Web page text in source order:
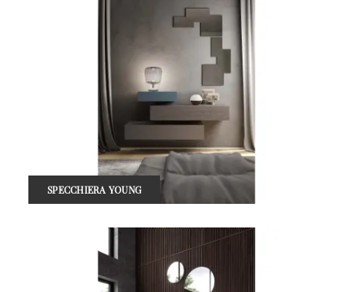
SPECCHIERA YOUNG